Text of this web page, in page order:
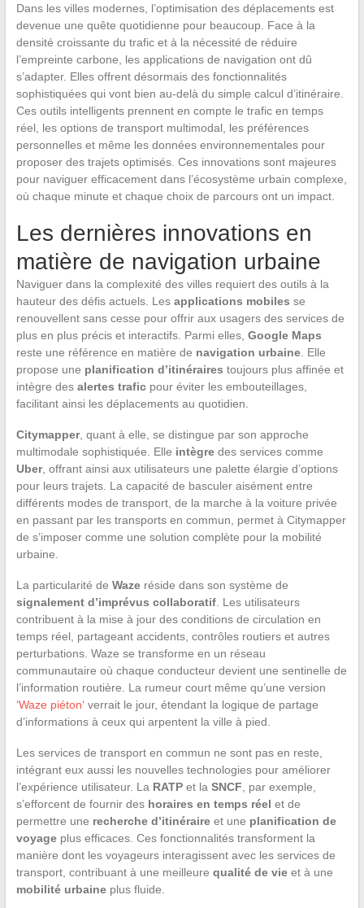
Dans les villes modernes, l’optimisation des déplacements est
devenue une quête quotidienne pour beaucoup. Face à la
densité croissante du trafic et à la nécessité de réduire
l’empreinte carbone, les applications de navigation ont dû
s’adapter. Elles offrent désormais des fonctionnalités
sophistiquées qui vont bien au-delà du simple calcul d’itinéraire.
Ces outils intelligents prennent en compte le trafic en temps
réel, les options de transport multimodal, les préférences
personnelles et même les données environnementales pour
proposer des trajets optimisés. Ces innovations sont majeures
pour naviguer efficacement dans l’écosystème urbain complexe,
où chaque minute et chaque choix de parcours ont un impact.
Les dernières innovations en
matière de navigation urbaine
Naviguer dans la complexité des villes requiert des outils à la
hauteur des défis actuels. Les applications mobiles se
renouvellent sans cesse pour offrir aux usagers des services de
plus en plus précis et interactifs. Parmi elles, Google Maps
reste une référence en matière de navigation urbaine. Elle
propose une planification d’itinéraires toujours plus affinée et
intègre des alertes traficpour éviter les embouteillages,
facilitant ainsi les déplacements au quotidien.
Citymapper, quant à elle, se distingue par son approche
multimodale sophistiquée. Elle intègredes services comme
Uber, offrant ainsi aux utilisateurs une palette élargie d’options
pour leurs trajets. La capacité de basculer aisément entre
différents modes de transport, de la marche à la voiture privée
en passant par les transports en commun, permet à Citymapper
de s’imposer comme une solution complète pour la mobilité
urbaine.
La particularité de Wazeréside dans son système de
signalement d’imprévus collaboratif. Les utilisateurs
contribuent à la mise à jour des conditions de circulation en
temps réel, partageant accidents, contrôles routiers et autres
perturbations. Waze se transforme en un réseau
communautaire où chaque conducteur devient une sentinelle de
l’information routière. La rumeur court même qu’une version
‘Waze piéton‘ verrait le jour, étendant la logique de partage
d’informations à ceux qui arpentent la ville à pied.
Les services de transport en commun ne sont pas en reste,
intégrant eux aussi les nouvelles technologies pour améliorer
l’expérience utilisateur. La RATPet la SNCF , par exemple,
s’efforcent de fournir des horaires en temps réel et de
permettre une recherche d’itinéraireet une planification de
voyageplus efficaces. Ces fonctionnalités transforment la
manière dont les voyageurs interagissent avec les services de
transport, contribuant à une meilleure qualité de vieet à une
mobilité urbaineplus fluide.